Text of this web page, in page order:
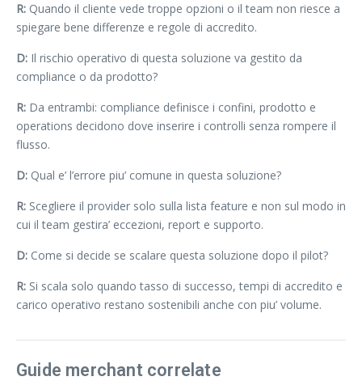
R: Quando il cliente vede troppe opzioni o il team non riesce a
spiegare bene differenze e regole di accredito.
D: Il rischio operativo di questa soluzione va gestito da
compliance o da prodotto?
R: Da entrambi: compliance definisce i confini, prodotto e
operations decidono dove inserire i controlli senza rompere il
flusso.
D: Qual e’ l’errore piu’ comune in questa soluzione?
R: Scegliere il provider solo sulla lista feature e non sul modo in
cui il team gestira’ eccezioni, report e supporto.
D: Come si decide se scalare questa soluzione dopo il pilot?
R: Si scala solo quando tasso di successo, tempi di accredito e
carico operativo restano sostenibili anche con piu’ volume.
Guide merchant correlate